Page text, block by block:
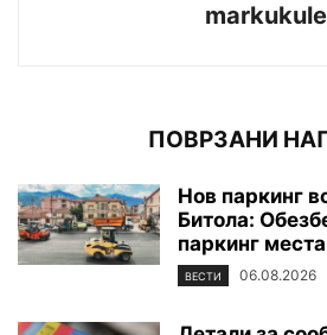
markukule
ПОВРЗАНИ
Нов паркинг
Битола:
паркинг
ВЕСТИ 06.08.2026